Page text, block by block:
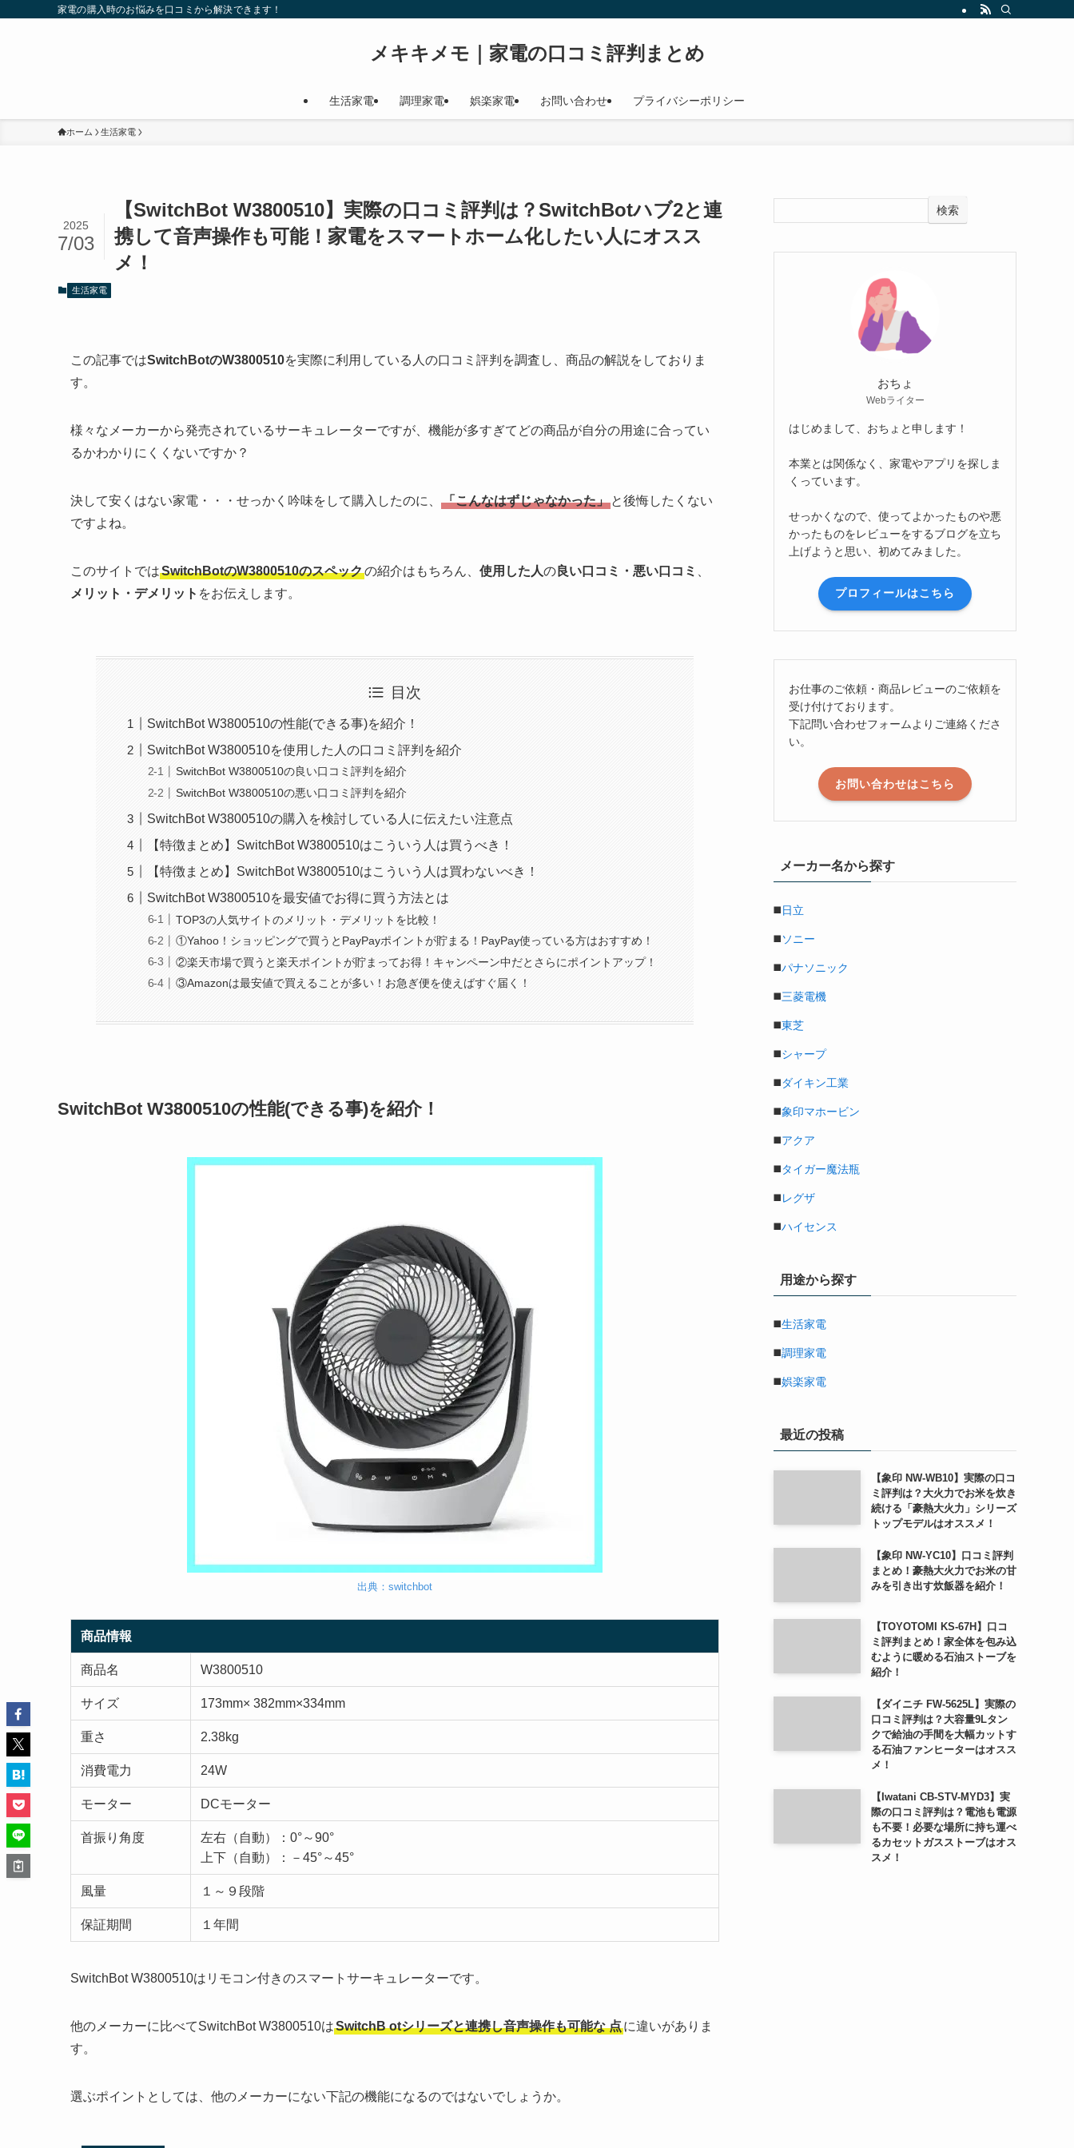
家電の購入時のお悩みを口コミから解決できます！
メキキメモ｜家電の口コミ評判まとめ
生活家電 調理家電 娯楽家電 お問い合わせ プライバシーポリシー
ホーム 生活家電
【SwitchBot W3800510】実際の口コミ評判は？SwitchBotハブ2と連
携して音声操作も可能！家電をスマートホーム化したい人にオスス
メ！
2025
7/03
生活家電
この記事ではSwitchBotのW3800510を実際に利用している人の口コミ評判を調査し、商品の解説をしておりま
す。
様々なメーカーから発売されているサーキュレーターですが、機能が多すぎてどの商品が自分の用途に合ってい
るかわかりにくくないですか？
決して安くはない家電・・・せっかく吟味をして購入したのに、 「こんなはずじゃなかった」 と後悔したくない
ですよね。
このサイトではSwitchBotのW3800510のスペックの紹介はもちろん、 使用した人の 良い口コミ・悪い口コミ
メリット・デメリット をお伝えします。
目次
SwitchBot W3800510の性能(できる事)を紹介！
SwitchBot W3800510を使用した人の口コミ評判を紹介
SwitchBot W3800510の良い口コミ評判を紹介
SwitchBot W3800510の悪い口コミ評判を紹介
SwitchBot W3800510の購入を検討している人に伝えたい注意点
【特徴まとめ】SwitchBot W3800510はこういう人は買うべき！
【特徴まとめ】SwitchBot W3800510はこういう人は買わないべき！
SwitchBot W3800510を最安値でお得に買う方法とは
TOP3の人気サイトのメリット・デメリットを比較！
①Yahoo！ショッピングで買うとPayPayポイントが貯まる！PayPay使っている方はおすすめ！
②楽天市場で買うと楽天ポイントが貯まってお得！キャンペーン中だとさらにポイントアップ！
③Amazonは最安値で買えることが多い！お急ぎ便を使えばすぐ届く！
SwitchBot W3800510の性能(できる事)を紹介！
出典：switchbot
商品情報
商品名 W3800510
サイズ 173mm× 382mm×334mm
重さ 2.38kg
消費電力 24W
モーター DCモーター
首振り角度
左右（自動）：0°～90°
上下（自動）：－45°～45°
風量 １～９段階
保証期間 １年間
SwitchBot W3800510はリモコン付きのスマートサーキュレーターです。
他のメーカーに比べてSwitchBot W3800510はSwitchB otシリーズと連携し音声操作も可能な 点に違いがありま
す。
選ぶポイントとしては、他のメーカーにない下記の機能になるのではないでしょうか。
検索
おちょ
Webライター
はじめまして、おちょと申します！
本業とは関係なく、家電やアプリを探しま
くっています。
せっかくなので、使ってよかったものや悪
かったものをレビューをするブログを立ち
上げようと思い、初めてみました。
プロフィールはこちら
お仕事のご依頼・商品レビューのご依頼を
受け付けております。
下記問い合わせフォームよりご連絡くださ
い。
お問い合わせはこちら
メーカー名から探す
◼️日立
◼️ソニー
◼️パナソニック
◼️三菱電機
◼️東芝
◼️シャープ
◼️ダイキン工業
◼️象印マホービン
◼️アクア
◼️タイガー魔法瓶
◼️レグザ
◼️ハイセンス
用途から探す
◼️生活家電
◼️調理家電
◼️娯楽家電
最近の投稿
【象印 NW-WB10】実際の口コ
ミ評判は？大火力でお米を炊き
続ける「豪熱大火力」シリーズ
トップモデルはオススメ！
【象印 NW-YC10】口コミ評判
まとめ！豪熱大火力でお米の甘
みを引き出す炊飯器を紹介！
【TOYOTOMI KS-67H】口コ
ミ評判まとめ！家全体を包み込
むように暖める石油ストーブを
紹介！
【ダイニチ FW-5625L】実際の
口コミ評判は？大容量9Lタン
クで給油の手間を大幅カットす
る石油ファンヒーターはオスス
メ！
【Iwatani CB-STV-MYD3】実
際の口コミ評判は？電池も電源
も不要！必要な場所に持ち運べ
るカセットガスストーブはオス
スメ！